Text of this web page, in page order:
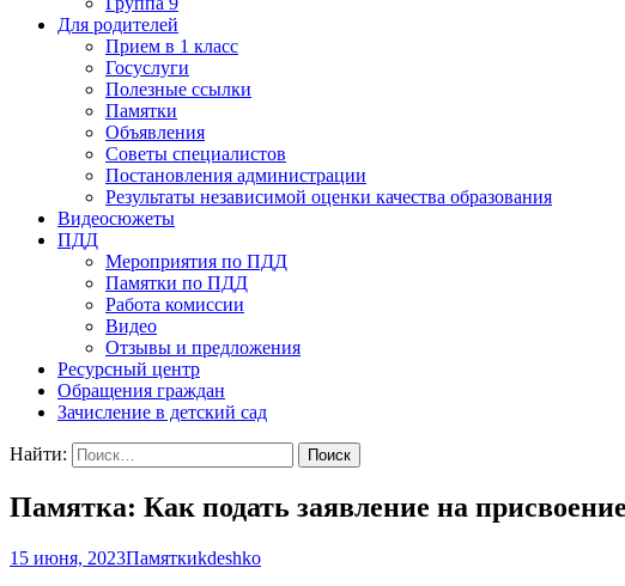
Для родителей
Прием в 1 класс
Госуслуги
Полезные ссылки
Памятки
Объявления
Советы специалистов
Постановления администрации
Результаты независимой оценки качества образования
Видеосюжеты
ПДД
Мероприятия по ПДД
Памятки по ПДД
Работа комиссии
Видео
Отзывы и предложения
Ресурсный центр
Обращения граждан
Зачисление в детский сад
Найти:
Памятка: Как подать заявление на
15 июня, 2023Памяткиkdeshko